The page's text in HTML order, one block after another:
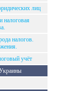
лиц
налоговая
налогов.
учёт